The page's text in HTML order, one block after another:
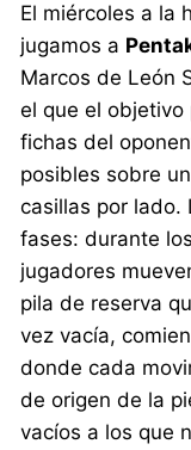
El miércoles a la
jugamos a
Marcos de León
el que el objetivo
fichas del
posibles sobre
casillas por lado.
fases: durante
jugadores
pila de reserva
vez vacía,
donde cada
de origen de la
vacíos a los que